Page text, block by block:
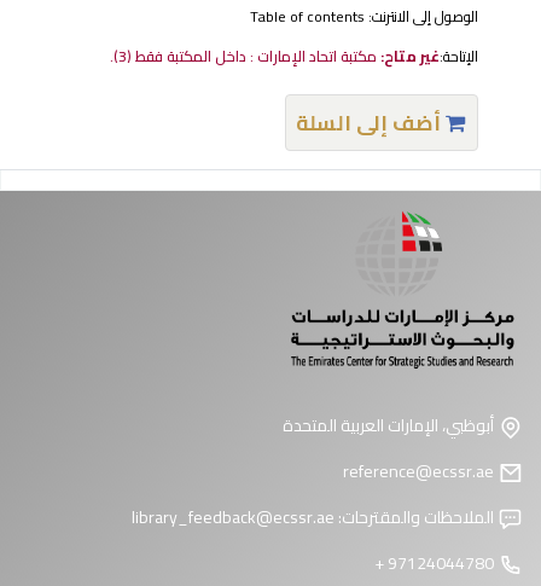
الوصول إلى الانترنت: Table of contents
الإتاحة:غير متاح: مكتبة اتحاد الإمارات : داخل المكتبة فقط(3).
أضف إلى السلة
أبوظبي، الإمارات العربية المتحدة
الملاحظات والمقترحات:library_feedback@ecssr.ae